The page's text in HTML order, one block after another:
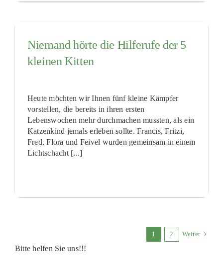
Niemand hörte die Hilferufe der 5
kleinen Kitten
Heute möchten wir Ihnen fünf kleine Kämpfer
vorstellen, die bereits in ihren ersten
Lebenswochen mehr durchmachen mussten, als ein
Katzenkind jemals erleben sollte. Francis, Fritzi,
Fred, Flora und Feivel wurden gemeinsam in einem
Lichtschacht [...]
1 2 Weiter
Bitte helfen Sie uns!!!